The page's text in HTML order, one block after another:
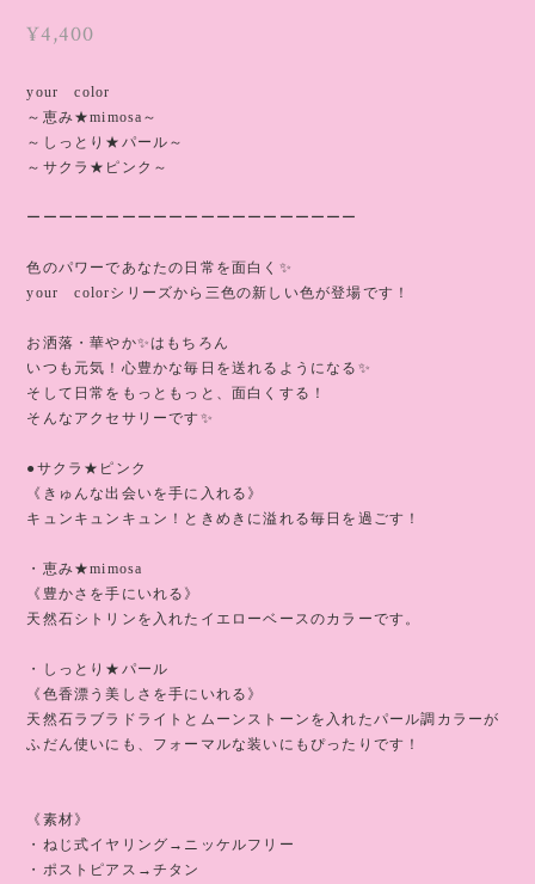
¥4,400
your color
～恵み★mimosa～
～しっとり★パール～
～サクラ★ピンク～
ーーーーーーーーーーーーーーーーーーーーー
色のパワーであなたの日常を面白く✨
your colorシリーズから三色の新しい色が登場です！
お洒落・華やか✨はもちろん
いつも元気！心豊かな毎日を送れるようになる✨
そして日常をもっともっと、面白くする！
そんなアクセサリーです✨
●サクラ★ピンク
《きゅんな出会いを手に入れる》
キュンキュンキュン！ときめきに溢れる毎日を過ごす！
・恵み★mimosa
《豊かさを手にいれる》
天然石シトリンを入れたイエローベースのカラーです。
・しっとり★パール
《色香漂う美しさを手にいれる》
天然石ラブラドライトとムーンストーンを入れたパール調カラーが
ふだん使いにも、フォーマルな装いにもぴったりです！
《素材》
・ねじ式イヤリング→ニッケルフリー
・ポストピアス→チタン